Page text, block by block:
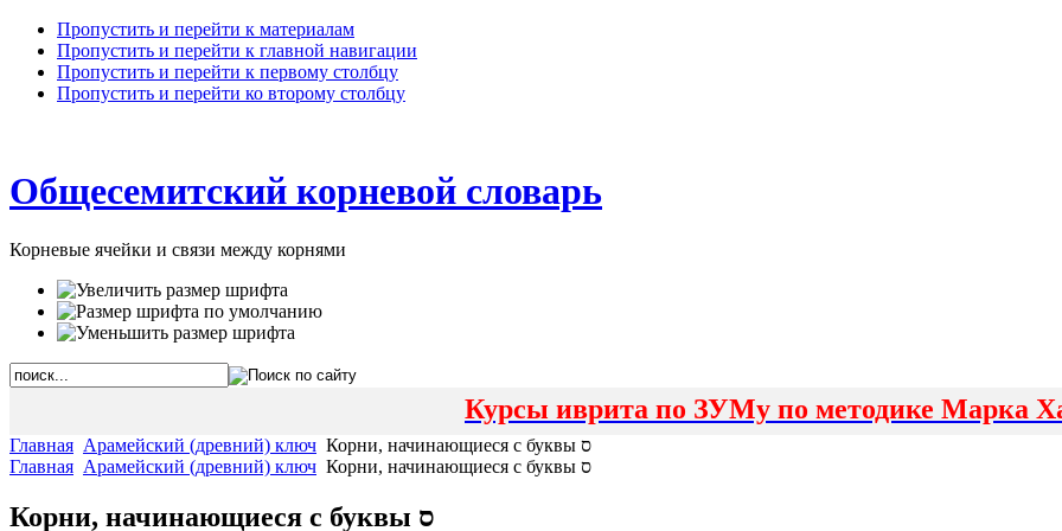
Пропустить и перейти к материалам
Пропустить и перейти к главной навигации
Пропустить и перейти к первому столбцу
Пропустить и перейти ко второму столбцу
Общесемитский корневой словарь
Корневые ячейки и связи между корнями
Курсы иврита по ЗУМу по методике Марка
Главная Арамейский (древний) ключ
Корни, начинающиеся с буквы ס
Главная Арамейский (древний) ключ Корни, начинающиеся с буквы ס
Корни, начинающиеся с буквы ס